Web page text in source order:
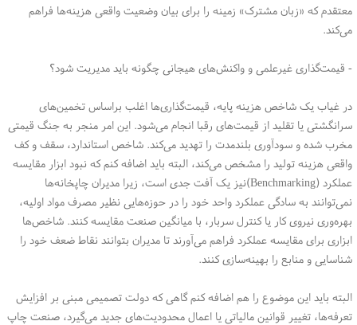
معتقدم که «زبان مشترک» زمینه را برای بیان وضعیت واقعی هزینه‌ها فراهم
می‌کند.
- قیمت‌گذاری غیرعلمی و واکنش‌های هیجانی چگونه باید مدیریت شود؟
در غیاب یک شاخص هزینه پایه، قیمت‌گذاری‌ها اغلب براساس تخمین‌های
سرانگشتی یا تقلید از قیمت‌های رقبا انجام می‌شود. این امر منجر به جنگ قیمتی
مخرب شده و سودآوری بلندمدت را تهدید می‌کند. شاخص استاندارد، سقف و کف
واقعی هزینه تولید را مشخص می‌کند، البته باید اضافه کنم که نبود ابزار مقایسه
عملکرد (Benchmarking)نیز یک آفت جدی است، زیرا مدیران چاپخانه‌ها
نمی‌توانند به سادگی عملکرد واحد خود را در حوزه‌هایی نظیر مصرف مواد اولیه،
بهره‌وری نیروی کار یا کنترل سربار، با میانگین صنعت مقایسه کنند. شاخص‌ها
ابزاری برای مقایسه عملکرد فراهم می‌آورند تا مدیران بتوانند نقاط ضعف خود را
شناسایی و منابع را بهینه‌سازی کنند.
البته باید این موضوع را هم اضافه کنم گاهی که دولت تصمیمی مبنی بر افزایش
تعرفه‌ها، تغییر قوانین مالیاتی یا اعمال محدودیت‌های جدید می‌گیرد، صنعت چاپ